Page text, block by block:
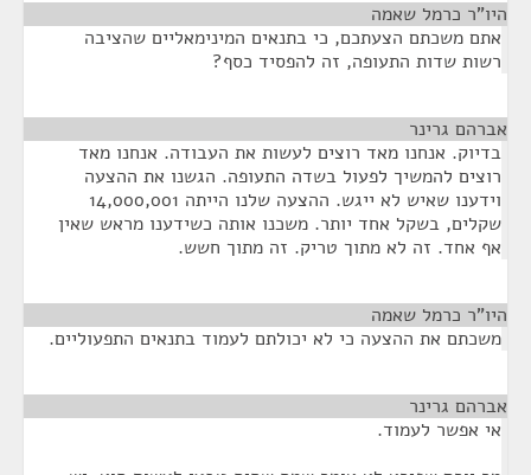
היו"ר כרמל שאמה
אתם משכתם הצעתכם, כי בתנאים המינימאליים שהציבה
רשות שדות התעופה, זה להפסיד כסף?
אברהם גרינר
בדיוק. אנחנו מאד רוצים לעשות את העבודה. אנחנו מאד
רוצים להמשיך לפעול בשדה התעופה. הגשנו את ההצעה
וידענו שאיש לא ייגש. ההצעה שלנו הייתה 14,000,001
שקלים, בשקל אחד יותר. משכנו אותה כשידענו מראש שאין
אף אחד. זה לא מתוך טריק. זה מתוך חשש.
היו"ר כרמל שאמה
משכתם את ההצעה כי לא יכולתם לעמוד בתנאים התפעוליים.
אברהם גרינר
אי אפשר לעמוד.